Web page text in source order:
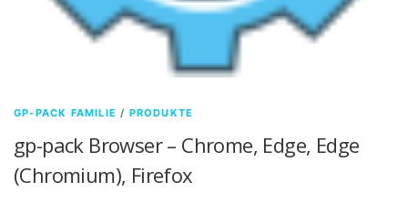
GP-PACK FAMILIE / PRODUKTE
gp-pack Browser – Chrome, Edge, Edge
(Chromium), Firefox